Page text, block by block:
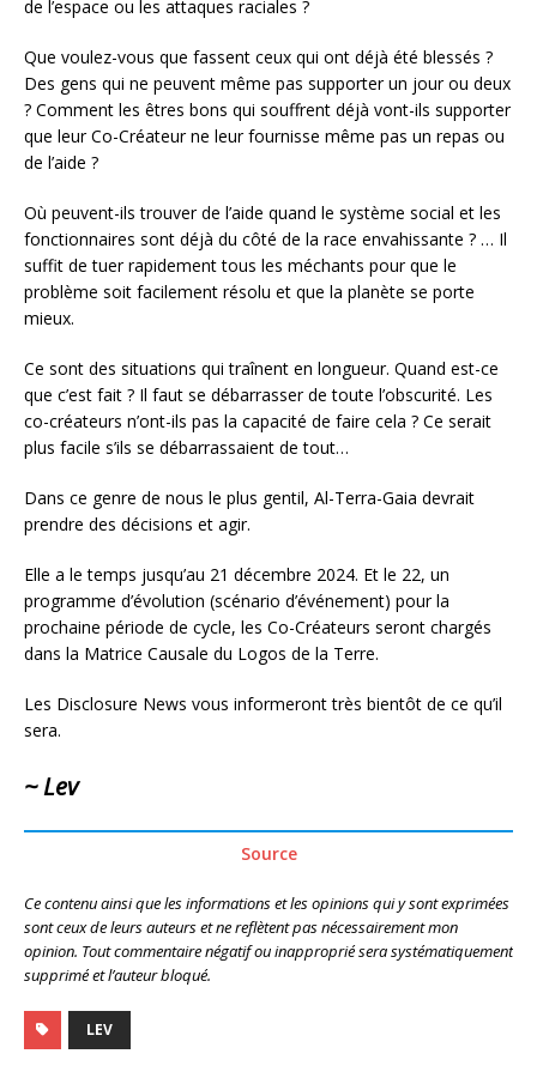
de l’espace ou les attaques raciales ?
Que voulez-vous que fassent ceux qui ont déjà été blessés ?
Des gens qui ne peuvent même pas supporter un jour ou deux
? Comment les êtres bons qui souffrent déjà vont-ils supporter
que leur Co-Créateur ne leur fournisse même pas un repas ou
de l’aide ?
Où peuvent-ils trouver de l’aide quand le système social et les
fonctionnaires sont déjà du côté de la race envahissante ? … Il
suffit de tuer rapidement tous les méchants pour que le
problème soit facilement résolu et que la planète se porte
mieux.
Ce sont des situations qui traînent en longueur. Quand est-ce
que c’est fait ? Il faut se débarrasser de toute l’obscurité. Les
co-créateurs n’ont-ils pas la capacité de faire cela ? Ce serait
plus facile s’ils se débarrassaient de tout…
Dans ce genre de nous le plus gentil, Al-Terra-Gaia devrait
prendre des décisions et agir.
Elle a le temps jusqu’au 21 décembre 2024. Et le 22, un
programme d’évolution (scénario d’événement) pour la
prochaine période de cycle, les Co-Créateurs seront chargés
dans la Matrice Causale du Logos de la Terre.
Les Disclosure News vous informeront très bientôt de ce qu’il
sera.
~ Lev
Source
Ce contenu ainsi que les informations et les opinions qui y sont exprimées
sont ceux de leurs auteurs et ne reflètent pas nécessairement mon
opinion. Tout commentaire négatif ou inapproprié sera systématiquement
supprimé et l’auteur bloqué.
LEV